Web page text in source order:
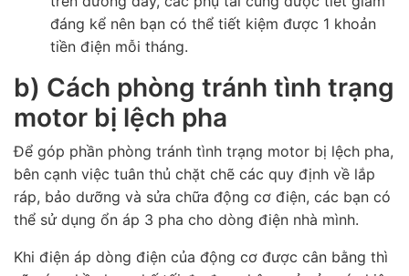
đáng kể nên bạn có thể tiết kiệm được 1 khoản
tiền điện mỗi tháng.
b) Cách phòng tránh tình trạng
motor bị lệch pha
Để góp phần phòng tránh tình trạng motor bị lệch pha,
bên cạnh việc tuân thủ chặt chẽ các quy định về lắp
ráp, bảo dưỡng và sửa chữa động cơ điện, các bạn có
thể sử dụng ổn áp 3 pha cho dòng điện nhà mình.
Khi điện áp dòng điện của động cơ được cân bằng thì